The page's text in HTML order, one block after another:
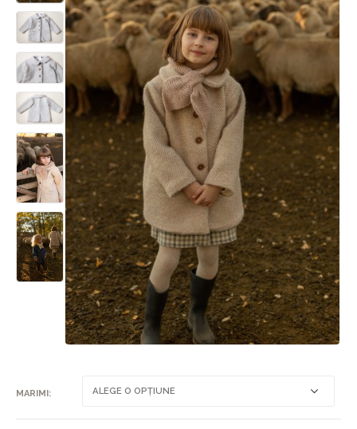
MARIMI